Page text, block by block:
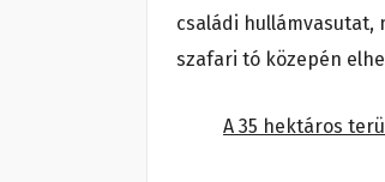
családi hullámvasutat,
szafari tó közepén
A 35 hektáros